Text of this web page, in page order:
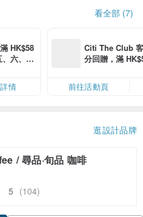
看全部 (7)
HK$58
六、日
信用
情
Citi The Club
分回贈，滿
前往活動頁
逛設計品牌
/ 尋品·旬品 咖啡
5 (104)